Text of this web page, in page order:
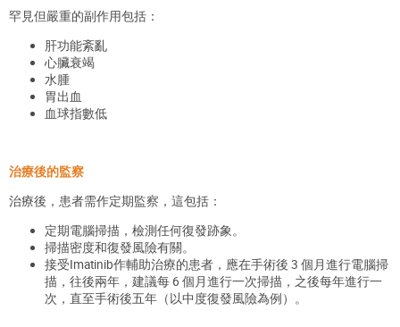
罕見但嚴重的副作用包括：
肝功能紊亂
心臟衰竭
水腫
胃出血
血球指數低
治療後的監察
治療後，患者需作定期監察，這包括：
定期電腦掃描，檢測任何復發跡象。
掃描密度和復發風險有關。
接受Imatinib作輔助治療的患者，應在手術後 3 個月進行電腦掃
描，往後兩年，建議每 6 個月進行一次掃描，之後每年進行一
次，直至手術後五年（以中度復發風險為例）。